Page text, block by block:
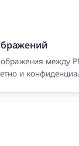
между
и